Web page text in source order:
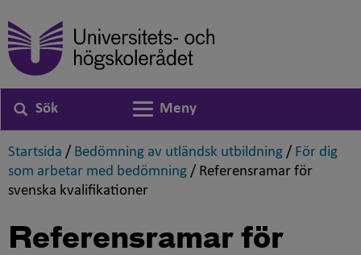
Sök
Växla navigering
Meny
Startsida ,
/ Bedömning av utländsk utbildning ,
/ För dig
som arbetar med bedömning ,
/ Referensramar för
svenska kvalifikationer,
Referensramar för